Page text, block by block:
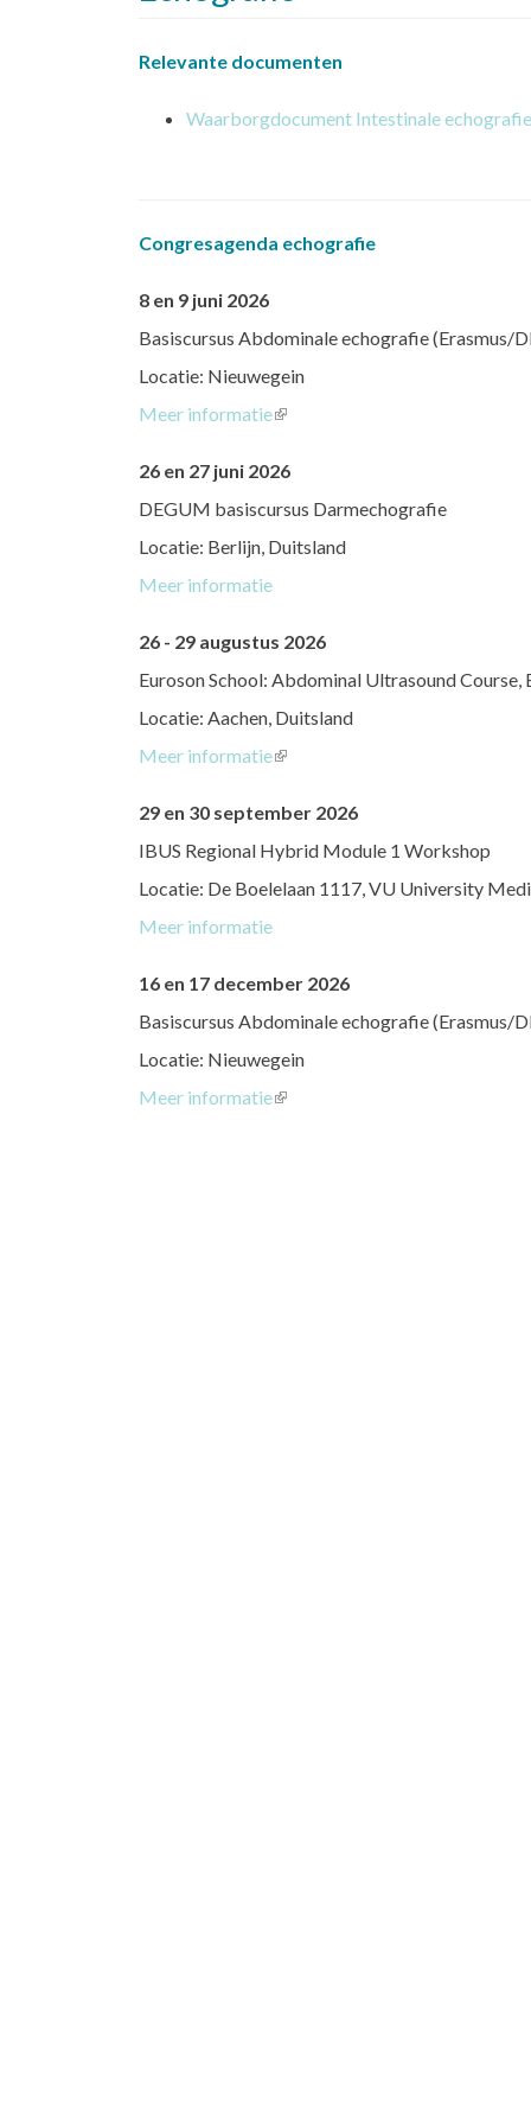
Relevante documenten
Waarborgdocument Intestinale
Congresagenda echografie
8 en 9 juni 2026
Basiscursus Abdominale echografie (Erasmus/
Locatie: Nieuwegein
Meer informatie(link
26 en 27 juni 2026
DEGUM basiscursus Darmechografie
Locatie: Berlijn, Duitsland
Meer informatie
26 - 29 augustus 2026
Euroson School: Abdominal Ultrasound Course,
Locatie: Aachen, Duitsland
Meer informatie(link
29 en 30 september 2026
IBUS Regional Hybrid Module 1 Workshop
Locatie: De Boelelaan 1117, VU University
Meer informatie
16 en 17 december 2026
Basiscursus Abdominale echografie (Erasmus/
Locatie: Nieuwegein
Meer informatie(link